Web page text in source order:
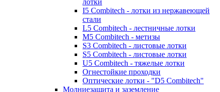
I5 Combitech - лотки из нержавеющей
стали
L5 Combitech - лестничные лотки
M5 Combitech - метизы
S3 Combitech - листовые лотки
S5 Combitech - листовые лотки
U5 Combitech - тяжелые лотки
Огнестойкие проходки
Оптические лотки - "D5 Combitech"
Молниезащита и заземление